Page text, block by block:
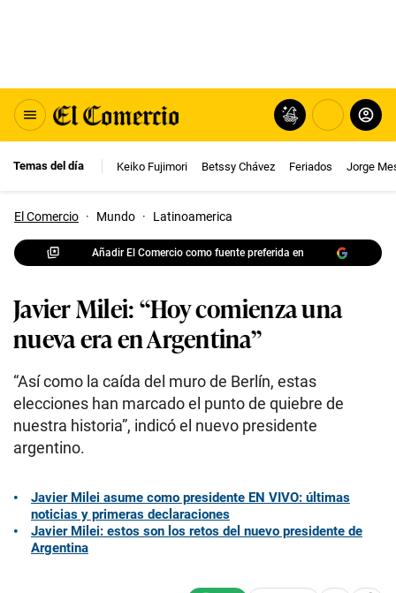
Temas del día Keiko Fujimori Betssy Chávez Feriados Jorge
El Comercio · Mundo · Latinoamerica
Añadir El Comercio como fuente preferida en
Javier Milei: “Hoy comienza una
nueva era en Argentina”
“Así como la caída del muro de Berlín, estas
elecciones han marcado el punto de quiebre de
nuestra historia”, indicó el nuevo presidente
argentino.
Javier Milei asume como presidente EN VIVO: últimas
noticias y primeras declaraciones
Javier Milei: estos son los retos del nuevo presidente de
Argentina